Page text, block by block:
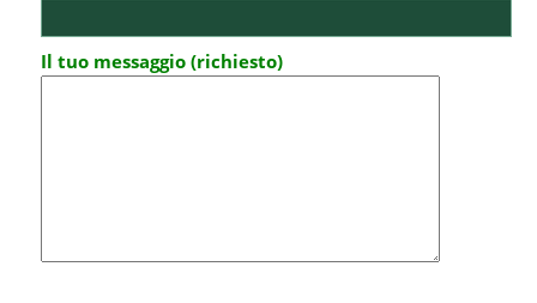
Il tuo messaggio (richiesto)